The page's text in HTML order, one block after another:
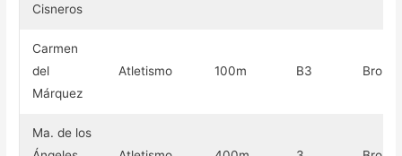
Cisneros
Carmen
del
Márquez
Atletismo 100m B3
Ma. de los